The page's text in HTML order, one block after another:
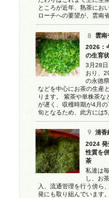
ところが近年、熟茶にお
ローチへの要望が、雲南
雲南
2026：
の生育
3月28日
おり、
の永德
などを中心にお茶の生産
ります。 紫茶や単株茶な
が遅く、収穫時期が4月
旬となるため、此方には5
清香
2024
性質を
茶
私達は
し、お
入、流通管理を行う傍ら
発にも取り組んでいます